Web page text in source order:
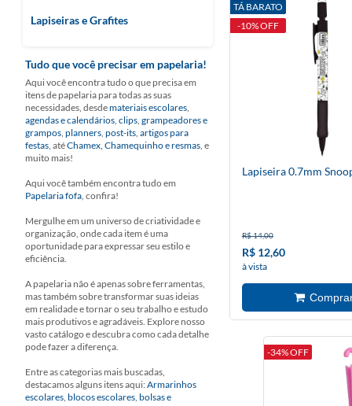
Lapiseiras e Grafites
Tudo que você precisar em papelaria!
Aqui você encontra tudo o que precisa em
itens de papelaria para todas as suas
necessidades, desdemateriais escolares,
agendas e calendários, clips, grampeadores e
grampos, planners, post-its, artigos para
festas, atéChamex, Chamequinho e resmas, e
muito mais!
Aqui você também encontra tudo em
Papelaria fofa, confira!
Mergulhe em um universo de criatividade e
organização, onde cada item é uma
oportunidade para expressar seu estilo e
eficiência.
A papelaria não é apenas sobre ferramentas,
mas também sobre transformar suas ideias
em realidade e tornar o seu trabalho e estudo
mais produtivos e agradáveis. Explore nosso
vasto catálogo e descubra como cada detalhe
pode fazer a diferença.
Entre as categorias mais buscadas,
destacamos alguns itens aqui:Armarinhos
escolares, blocos escolares, bolsas e
TÁ BARATO
-10% OFF
Lapiseira 0.7mm
R$ 14,00
R$ 12,60
à vista
-34% OFF